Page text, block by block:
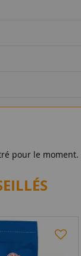
pour le moment.